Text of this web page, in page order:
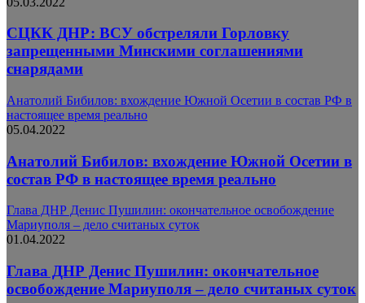
СЦКК ДНР: ВСУ обстреляли Горловку
запрещенными Минскими соглашениями
снарядами
Анатолий Бибилов: вхождение Южной Осетии в состав РФ в
настоящее время реально
05.04.2022
Анатолий Бибилов: вхождение Южной Осетии в
состав РФ в настоящее время реально
Глава ДНР Денис Пушилин: окончательное освобождение
Мариуполя – дело считаных суток
01.04.2022
Глава ДНР Денис Пушилин: окончательное
освобождение Мариуполя – дело считаных суток